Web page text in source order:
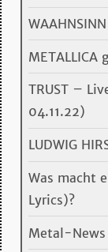
METALLICA
TRUST –
04.11.22)
LUDWIG
Was macht
Lyrics)?
Metal-News